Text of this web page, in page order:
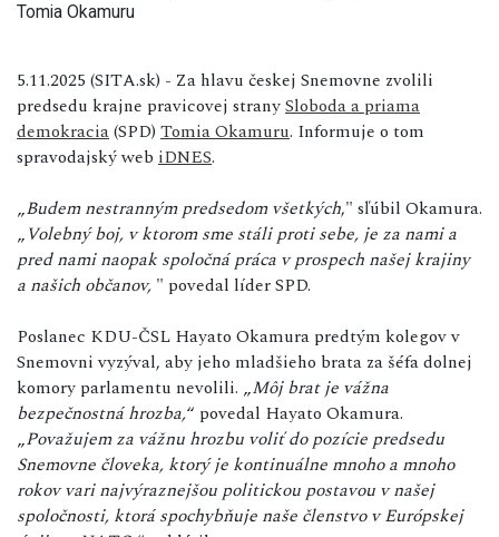
5.11.2025 (SITA.sk) - Za hlavu českej Snemovne zvolili
predsedu krajne pravicovej stranySloboda a priama
demokracia(SPD) Tomia Okamuru. Informuje o tom
spravodajský web iDNES.
„Budem nestranným predsedom všetkých," sľúbil Okamura.
„Volebný boj, v ktorom sme stáli proti sebe, je za nami a
pred nami naopak spoločná práca v prospech našej krajiny
a našich občanov, " povedal líder SPD.
Poslanec KDU-ČSL Hayato Okamura predtým kolegov v
Snemovni vyzýval, aby jeho mladšieho brata za šéfa dolnej
komory parlamentu nevolili. „Môj brat je vážna
bezpečnostná hrozba,“ povedal Hayato Okamura.
„Považujem za vážnu hrozbu voliť do pozície predsedu
Snemovne človeka, ktorý je kontinuálne mnoho a mnoho
rokov vari najvýraznejšou politickou postavou v našej
spoločnosti, ktorá spochybňuje naše členstvo v Európskej